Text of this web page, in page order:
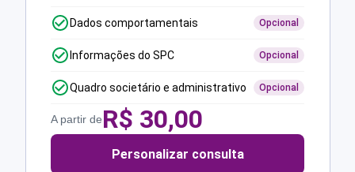
Dados comportamentais Opcional
Informações do SPC Opcional
Quadro societário e administrativo Opcional
A partir deR$ 30,00
Personalizar consulta